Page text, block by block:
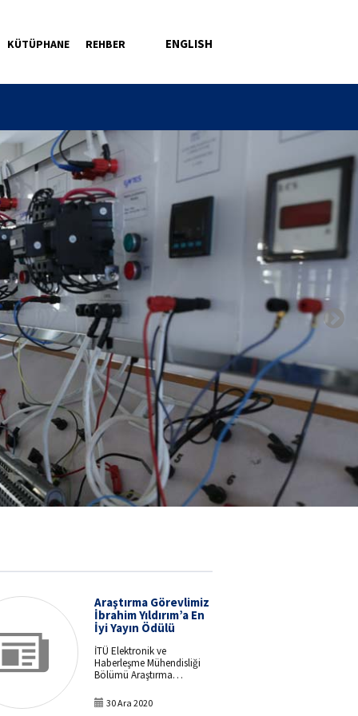
ENGLISH
KÜTÜPHANE REHBER
Araştırma Görevlimiz
İbrahim Yıldırım’a En
İyi Yayın Ödülü
İTÜ Elektronik ve
Haberleşme Mühendisliği
Bölümü Araştırma
Yıldırım’ın çalışması, IEEE
Latin-American Conference
30 Ara 2020